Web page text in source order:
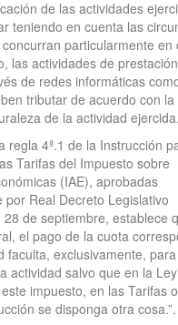
de las actividades
teniendo en cuenta las
particularmente en
las actividades de
de redes informáticas
tributar de acuerdo con la
de la actividad ejercida.
regla 4ª.1 de la Instrucción
Tarifas del Impuesto sobre
(IAE), aprobadas
por Real Decreto Legislativo
de septiembre, establece
el pago de la cuota
faculta, exclusivamente,
actividad salvo que en la Ley
impuesto, en las Tarifas
se disponga otra cosa.”.